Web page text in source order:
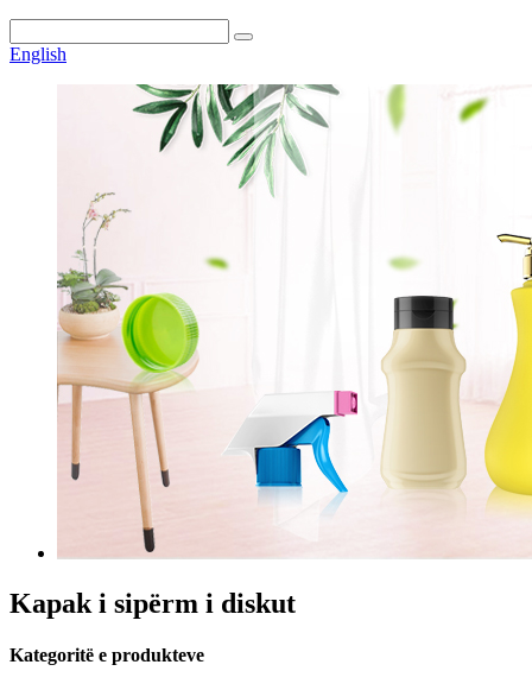
English
Kapak i sipërm i diskut
Kategoritë e produkteve